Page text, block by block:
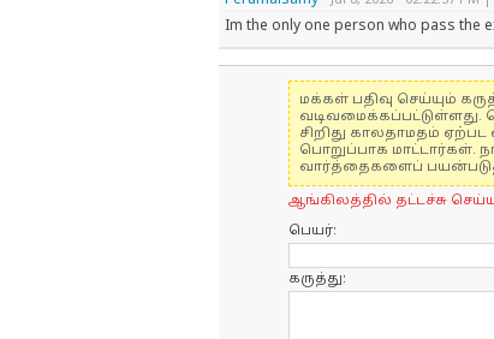
Im the only one person who pass the
மக்கள் பதிவு செய்யும்
வடிவமைக்கப்பட்டுள்ளது.
சிறிது காலதாமதம்
பொறுப்பாக மாட்டார்கள்.
வார்த்தைகளைப்
ஆங்கிலத்தில் தட்டச்சு செய்ய
பெயர்:
கருத்து: